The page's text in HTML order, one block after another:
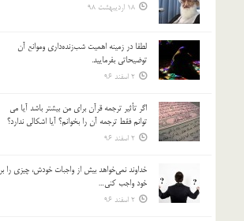
18 اردیبهشت 98
لطفا در زمينه اهميت شب‌زنده‌داري وموانع آن
توضيحاتي بفرماييد.
2 اسفند 96
اگر تأثير ترجمه قرآن براي من بيشتر باشد آيا مي
توانم فقط ترجمه آن را بخوانم؟ آيا اشكالي ندارد؟
2 اسفند 96
خداوند نمي‌خواهد بيش از واجبات خودش، چيزي را بر
خود واجب كني…
2 اسفند 96